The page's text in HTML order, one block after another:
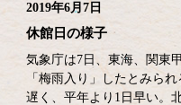
2019年6月7日
休館日の様子
気象庁は7日、東海、関東
「梅雨入り」したとみら
遅く、平年より1日早い。